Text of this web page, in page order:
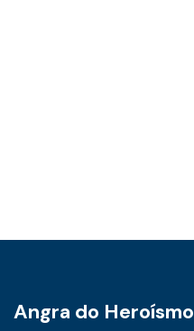
Angra do Heroísmo